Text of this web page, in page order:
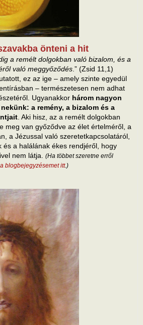
önteni a hit
a remélt dolgokban való bizalom, és a
való meggyőződés .” (Zsid 11,1)
ez az ige – amely szinte egyedül
– természetesen nem adhat
Ugyanakkor három nagyon
a remény, a bizalom és a
. Aki hisz, az a remélt dolgokban
meg van győződve az élet értelméről, a
a Jézussal való szeretetkapcsolatáról,
és a halálának ékes rendjéről, hogy
nem látja. (Ha többet szeretne erről
blogbejegyzésemet itt.)